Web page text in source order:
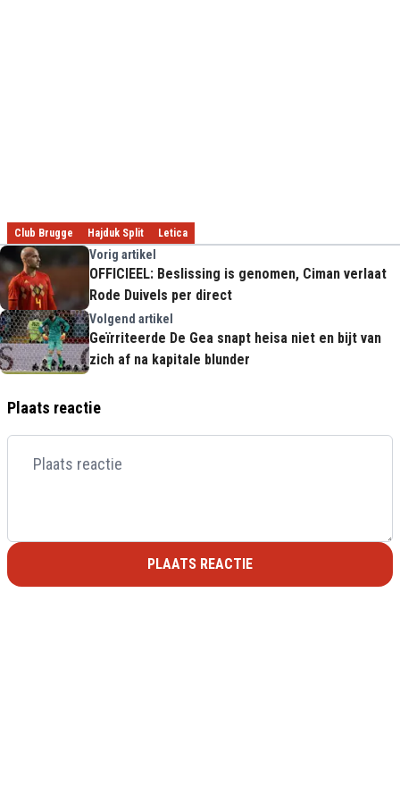
Club Brugge Hajduk Split Letica
Vorig artikel
OFFICIEEL: Beslissing is genomen, Ciman verlaat
Rode Duivels per direct
Volgend artikel
Geïrriteerde De Gea snapt heisa niet en bijt van
zich af na kapitale blunder
Plaats reactie
PLAATS REACTIE